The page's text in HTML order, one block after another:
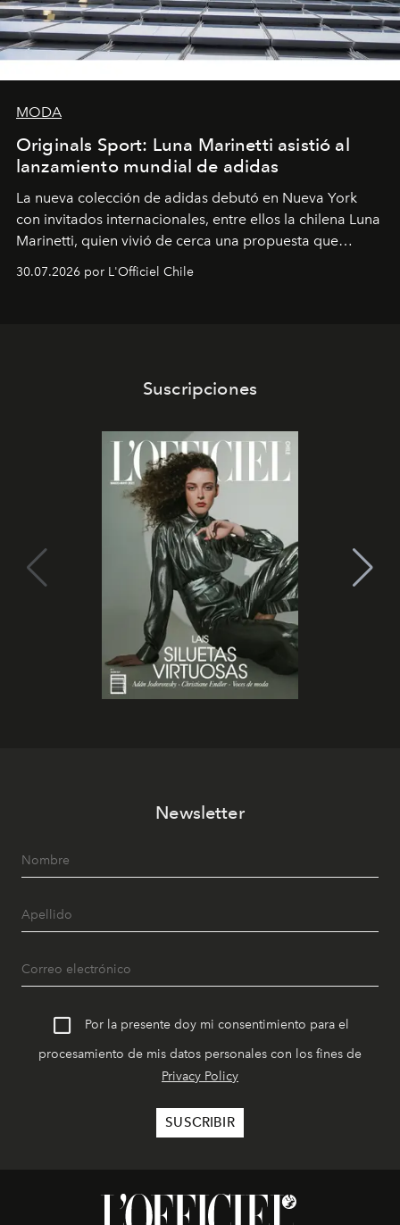
MODA
Originals Sport: Luna Marinetti asistió al
lanzamiento mundial de adidas
La nueva colección de adidas debutó en Nueva York
con invitados internacionales, entre ellos la chilena Luna
Marinetti, quien vivió de cerca una propuesta que
30.07.2026 por L'Officiel Chile
Suscripciones
Newsletter
Por la presente doy mi consentimiento para el
procesamiento de mis datos personales con los fines de
Privacy Policy